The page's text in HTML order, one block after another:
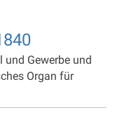
und Gewerbe und
Organ für